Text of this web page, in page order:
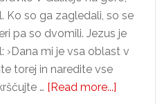
Ko so ga zagledali, so se
pa so dvomili. Jezus je
›Dana mi je vsa oblast v
torej in naredite vse
… [Read more...]about